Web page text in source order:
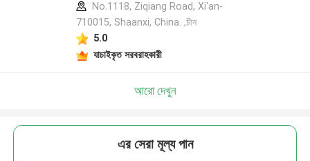
No.1118, Ziqiang Road, Xi'an-
710015, Shaanxi, China. ,চীন
5.0
যাচাইকৃত সরবরাহকারী
আরো দেখুন
এর সেরা মূল্য পান